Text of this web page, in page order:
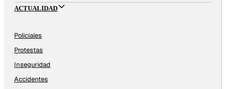
ACTUALIDAD
Policiales
Protestas
Inseguridad
Accidentes